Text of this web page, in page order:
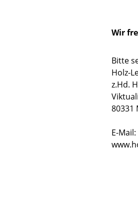
Wir
Bitte
Holz-
z.Hd.
80331
E-